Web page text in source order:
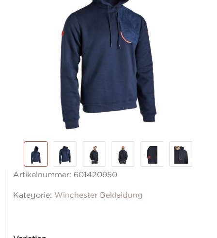
Artikelnummer: 601420950
Kategorie: Winchester Bekleidung